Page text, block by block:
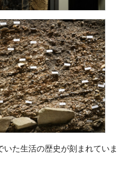
いた生活の歴史が刻まれていま